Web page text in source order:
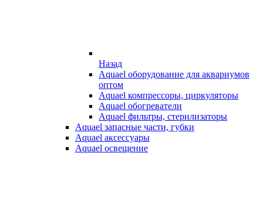
Назад
Aquael оборудование для аквариумов
оптом
Aquael компрессоры, циркуляторы
Aquael обогреватели
Aquael фильтры, стерилизаторы
Aquael запасные части, губки
Aquael аксессуары
Aquael освещение